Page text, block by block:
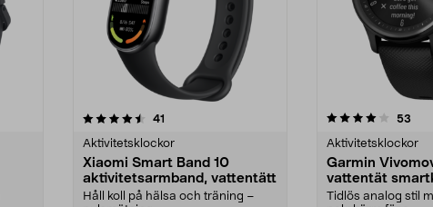
41
Aktivitetsklockor
Xiaomi Smart Band 10
aktivitetsarmband, vattentätt
Håll koll på hälsa och träning –
4.0 av 5 stjärnor 53
Aktivitetsklockor
Garmin
vattentät
silikon
Tidlös analog stil
4.5 av 5